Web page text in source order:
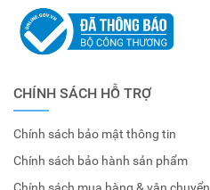
CHÍNH SÁCH HỖ TRỢ
Chính sách bảo mật thông tin
Chính sách bảo hành sản phẩm